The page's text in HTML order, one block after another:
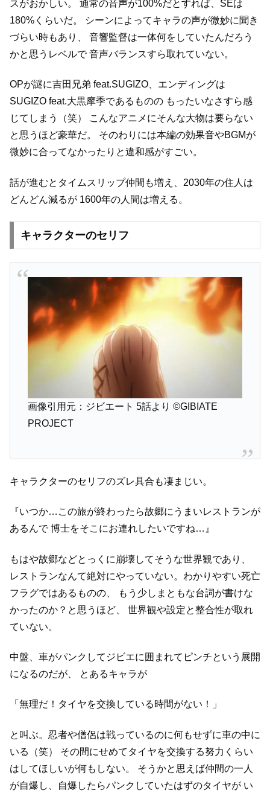
スがおかしい。
通常の音声が100%だとすれば、SEは
180%くらいだ。
シーンによってキャラの声が微妙に聞き
づらい時もあり、
音響監督は一体何をしていたんだろう
かと思うレベルで音声バランスすら取れていない。
OPが謎に吉田兄弟 feat.SUGIZO、エンディングは
SUGIZO feat.大黒摩季であるものの もったいなさすら感
じてしまう（笑）
こんなアニメにそんな大物は要らない
と思うほど豪華だ。
そのわりには本編の効果音やBGMが
微妙に合ってなかったりと違和感がすごい。
話が進むとタイムスリップ仲間も増え、2030年の住人は
どんどん減るが 1600年の人間は増える。
キャラクターのセリフ
画像引用元：ジビエート 5話より ©GIBIATE
PROJECT
キャラクターのセリフのズレ具合も凄まじい。
『いつか…この旅が終わったら故郷にうまいレストランが
あるんで博士をそこにお連れしたいですね…』
もはや故郷などとっくに崩壊してそうな世界観であり、
レストランなんて絶対にやっていない。わかりやすい死亡
フラグではあるものの、
もう少しまともな台詞が書けな
かったのか？と思うほど、
世界観や設定と整合性が取れ
ていない。
中盤、車がパンクしてジビエに囲まれてピンチという展開
になるのだが、
とあるキャラが
「無理だ！タイヤを交換している時間がない！」
と叫ぶ。忍者や僧侶は戦っているのに何もせずに車の中に
いる（笑）
その間にせめてタイヤを交換する努力くらい
はしてほしいが何もしない。
そうかと思えば仲間の一人
が自爆し、自爆したらパンクしていたはずのタイヤが い